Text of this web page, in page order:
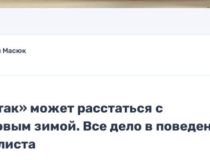
Масюк
может расстаться с
зимой. Все дело в